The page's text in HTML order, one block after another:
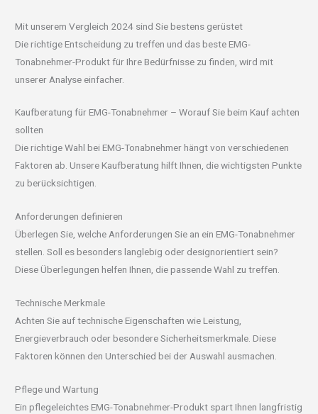
Mit unserem Vergleich 2024 sind Sie bestens gerüstet
Die richtige Entscheidung zu treffen und das beste EMG-
Tonabnehmer-Produkt für Ihre Bedürfnisse zu finden, wird mit
unserer Analyse einfacher.
Kaufberatung für EMG-Tonabnehmer – Worauf Sie beim Kauf achten
sollten
Die richtige Wahl bei EMG-Tonabnehmer hängt von verschiedenen
Faktoren ab. Unsere Kaufberatung hilft Ihnen, die wichtigsten Punkte
zu berücksichtigen.
Anforderungen definieren
Überlegen Sie, welche Anforderungen Sie an ein EMG-Tonabnehmer
stellen. Soll es besonders langlebig oder designorientiert sein?
Diese Überlegungen helfen Ihnen, die passende Wahl zu treffen.
Technische Merkmale
Achten Sie auf technische Eigenschaften wie Leistung,
Energieverbrauch oder besondere Sicherheitsmerkmale. Diese
Faktoren können den Unterschied bei der Auswahl ausmachen.
Pflege und Wartung
Ein pflegeleichtes EMG-Tonabnehmer-Produkt spart Ihnen langfristig